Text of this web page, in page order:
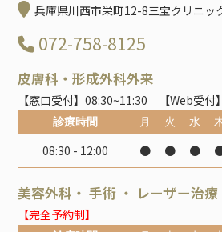
兵庫県川西市栄町12-8三宝クリニッ
072-758-8125
皮膚科・形成外科外来
【窓口受付】08:30~11:30 【Web受付
診療時間 月 火 水
08:30 - 12:00 ● ● ●
美容外科・ 手術 ・ レーザー治療
【完全予約制】